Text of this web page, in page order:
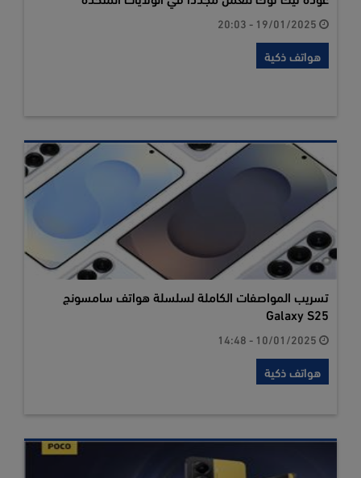
هواتف ذكية
تسريب المواصفات الكاملة لسلسلة هواتف سامسونج
Galaxy S25
هواتف ذكية